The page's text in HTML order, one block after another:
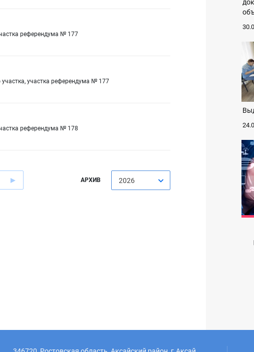
референдума № 177
участка референдума № 177
референдума № 178
АРХИВ 2026